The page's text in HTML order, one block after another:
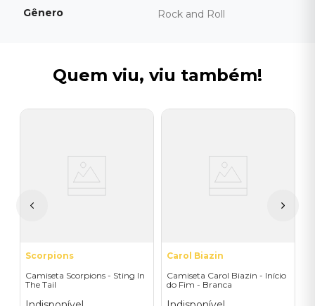
Gênero Rock and Roll
Quem viu, viu também!
Scorpions
Camiseta Scorpions - Sting In
The Tail
Carol Biazin
Camiseta Carol Biazin - Início
do Fim - Branca